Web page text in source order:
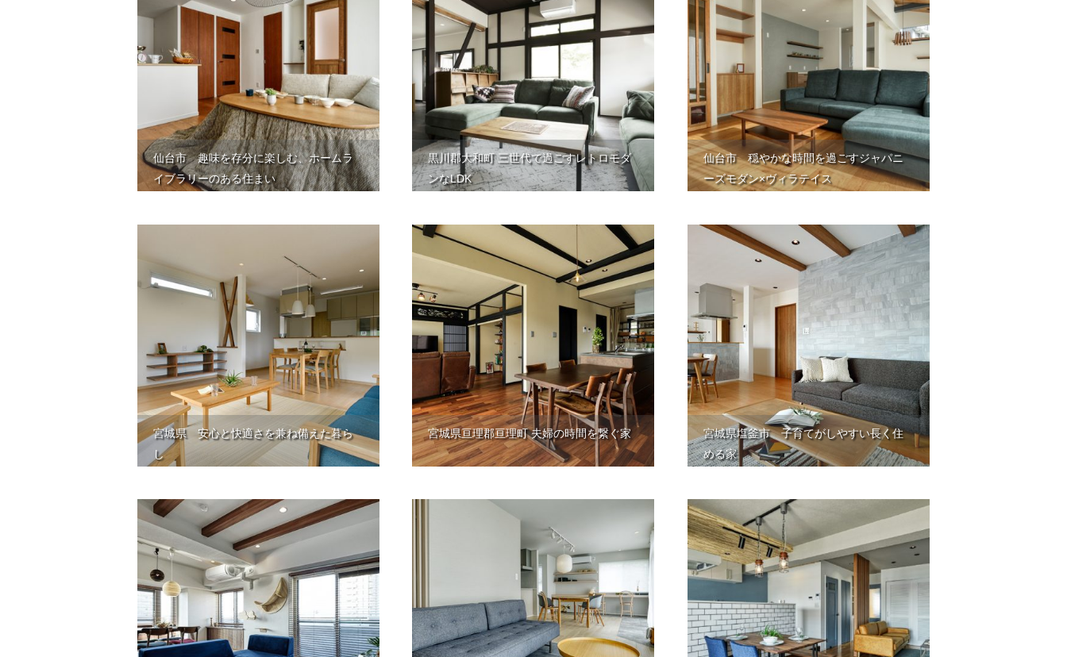
仙台市 趣味を存分に楽しむ、ホームラ
イブラリーのある住まい
黒川郡大和町 三世代で過ごすレトロモダ
ンなLDK
仙台市 穏やかな時間を過ごすジャパニ
ーズモダン×ヴィラテイス
宮城県 安心と快適さを兼ね備えた暮ら
し
宮城県亘理郡亘理町 夫婦の時間を繋ぐ家
宮城県塩釜市 子育てがしやすい長く住
める家